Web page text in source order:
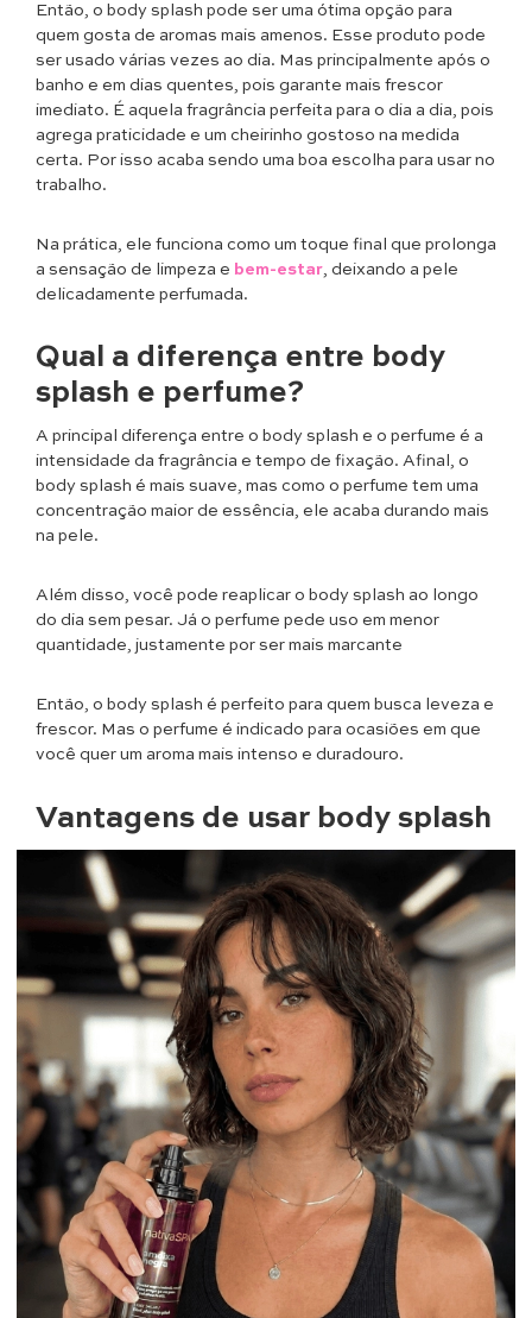
Então, o body splash pode ser uma ótima opção para
quem gosta de aromas mais amenos. Esse produto pode
ser usado várias vezes ao dia. Mas principalmente após o
banho e em dias quentes, pois garante mais frescor
imediato. É aquela fragrância perfeita para o dia a dia, pois
agrega praticidade e um cheirinho gostoso na medida
certa. Por isso acaba sendo uma boa escolha para usar no
trabalho.
Na prática, ele funciona como um toque final que prolonga
a sensação de limpeza e bem-estar , deixando a pele
delicadamente perfumada.
Qual a diferença entre body
splash e perfume?
A principal diferença entre o body splash e o perfume é a
intensidade da fragrância e tempo de fixação. Afinal, o
body splash é mais suave, mas como o perfume tem uma
concentração maior de essência, ele acaba durando mais
na pele.
Além disso, você pode reaplicar o body splash ao longo
do dia sem pesar. Já o perfume pede uso em menor
quantidade, justamente por ser mais marcante
Então, o body splash é perfeito para quem busca leveza e
frescor. Mas o perfume é indicado para ocasiões em que
você quer um aroma mais intenso e duradouro.
Vantagens de usar body splash